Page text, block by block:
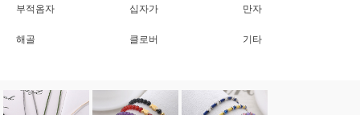
부적옴자 십자가 만자
해골 클로버 기타